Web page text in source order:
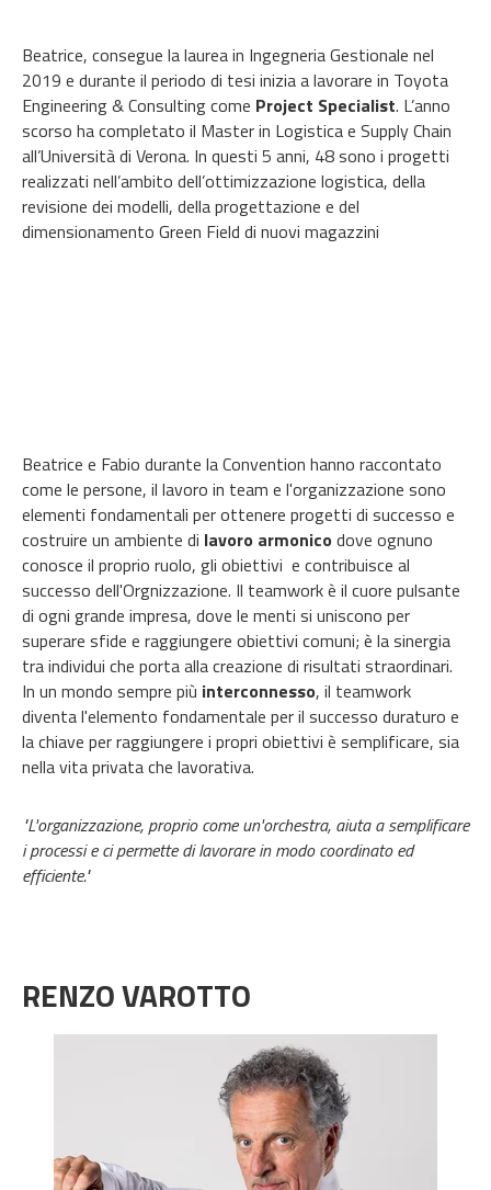
Beatrice, consegue la laurea in Ingegneria Gestionale nel
2019 e durante il periodo di tesi inizia a lavorare in Toyota
Engineering & Consulting come Project Specialist. L’anno
scorso ha completato il Master in Logistica e Supply Chain
all’Università di Verona. In questi 5 anni, 48 sono i progetti
realizzati nell’ambito dell’ottimizzazione logistica, della
revisione dei modelli, della progettazione e del
dimensionamento Green Field di nuovi magazzini
Beatrice e Fabio durante la Convention hanno raccontato
come le persone, il lavoro in team e l'organizzazione sono
elementi fondamentali per ottenere progetti di successo e
costruire un ambiente di lavoro armonico dove ognuno
conosce il proprio ruolo, gli obiettivi e contribuisce al
successo dell'Orgnizzazione. Il teamwork è il cuore pulsante
di ogni grande impresa, dove le menti si uniscono per
superare sfide e raggiungere obiettivi comuni; è la sinergia
tra individui che porta alla creazione di risultati straordinari.
In un mondo sempre più interconnesso, il teamwork
diventa l'elemento fondamentale per il successo duraturo e
la chiave per raggiungere i propri obiettivi è semplificare, sia
nella vita privata che lavorativa.
"L'organizzazione, proprio come un'orchestra, aiuta a semplificare
i processi e ci permette di lavorare in modo coordinato ed
efficiente."
RENZO VAROTTO